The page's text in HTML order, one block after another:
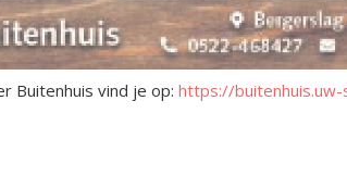
Buitenhuis vind je op:https://buitenhuis.uw-